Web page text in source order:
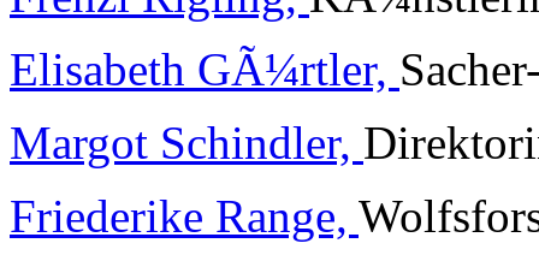
Elisabeth GÃ¼rtler,
Margot Schindler,
Friederike Range,